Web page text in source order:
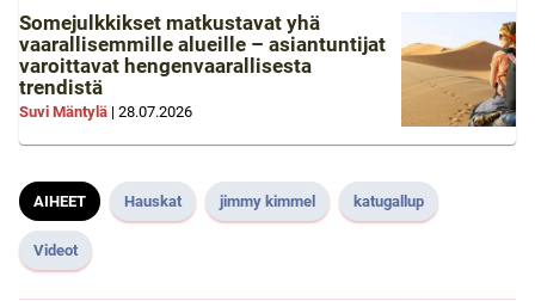
Somejulkkikset matkustavat yhä
vaarallisemmille alueille – asiantuntijat
varoittavat hengenvaarallisesta
trendistä
Suvi Mäntylä | 28.07.2026
AIHEET Hauskat jimmy kimmel katugallup
Videot